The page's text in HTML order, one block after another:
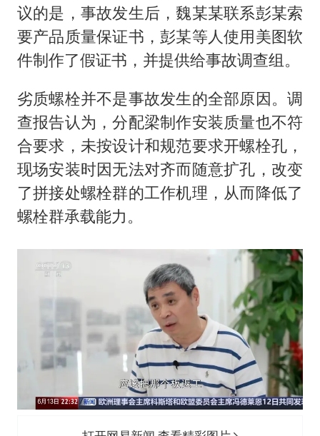
议的是，事故发生后，魏某某联系彭某索
要产品质量保证书，彭某等人使用美图软
件制作了假证书，并提供给事故调查组。
劣质螺栓并不是事故发生的全部原因。调
查报告认为，分配梁制作安装质量也不符
合要求，未按设计和规范要求开螺栓孔，
现场安装时因无法对齐而随意扩孔，改变
了拼接处螺栓群的工作机理，从而降低了
螺栓群承载能力。